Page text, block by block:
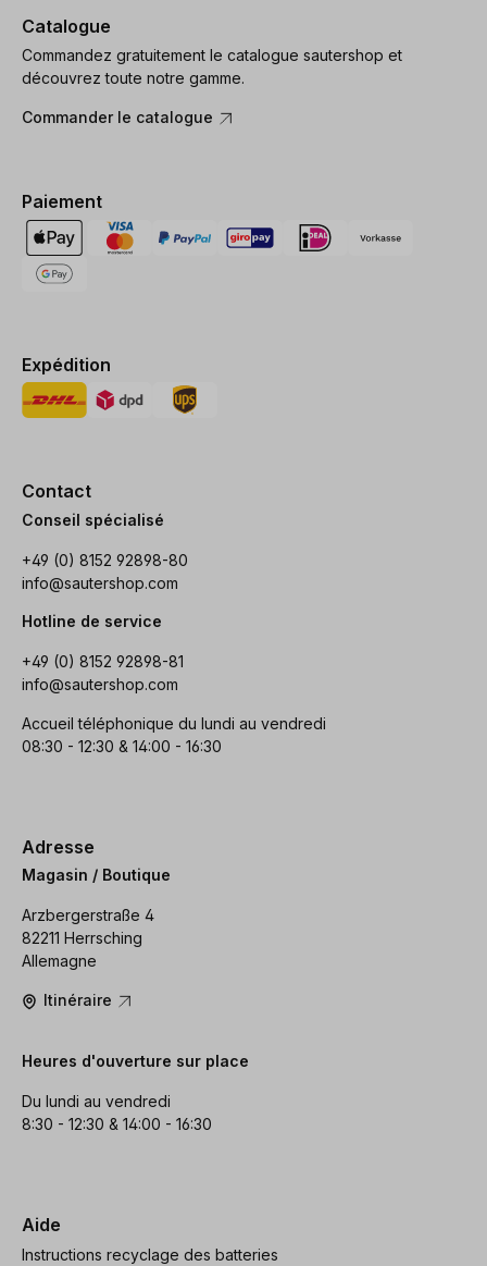
Catalogue
Commandez gratuitement le catalogue sautershop et
découvrez toute notre gamme.
Commander le catalogue
Paiement
Expédition
Contact
Conseil spécialisé
+49 (0) 8152 92898-80
info@sautershop.com
Hotline de service
+49 (0) 8152 92898-81
info@sautershop.com
Accueil téléphonique du lundi au vendredi
08:30 - 12:30 & 14:00 - 16:30
Adresse
Magasin / Boutique
Arzbergerstraße 4
82211 Herrsching
Allemagne
Itinéraire
Heures d'ouverture sur place
Du lundi au vendredi
8:30 - 12:30 & 14:00 - 16:30
Aide
Instructions recyclage des batteries